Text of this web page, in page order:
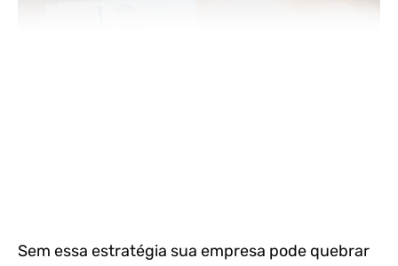
Sem essa estratégia sua empresa pode quebrar